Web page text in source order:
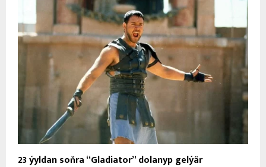
23 ýyldan soňra “Gladiator” dolanyp gelýär